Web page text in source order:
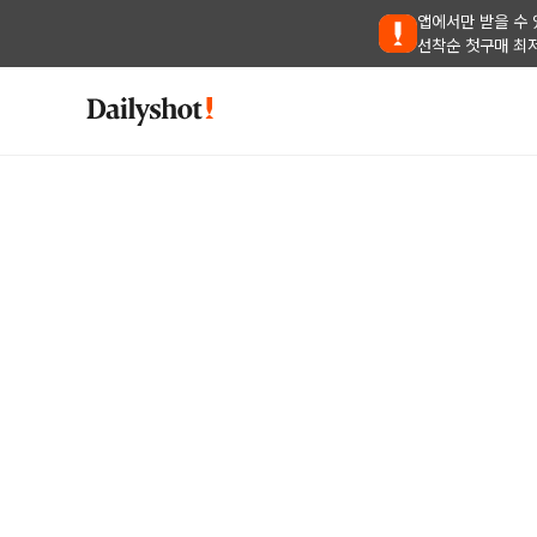
앱에서만 받을 수
선착순 첫구매 최